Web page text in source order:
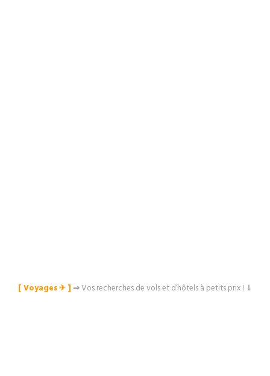
[ Voyages ✈︎ ]⇒Vos recherches de vols et d’hôtels à petits prix ! ⇓